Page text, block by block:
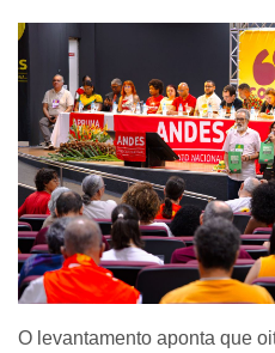
O levantamento aponta que